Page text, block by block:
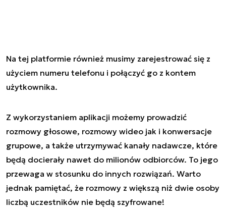
Na tej platformie również musimy zarejestrować się z
użyciem numeru telefonu i połączyć go z kontem
użytkownika.
Z wykorzystaniem aplikacji możemy prowadzić
rozmowy głosowe, rozmowy wideo jak i konwersacje
grupowe, a także utrzymywać kanały nadawcze, które
będą docierały nawet do milionów odbiorców. To jego
przewaga w stosunku do innych rozwiązań. Warto
jednak pamiętać, że rozmowy z większą niż dwie osoby
liczbą uczestników nie będą szyfrowane!